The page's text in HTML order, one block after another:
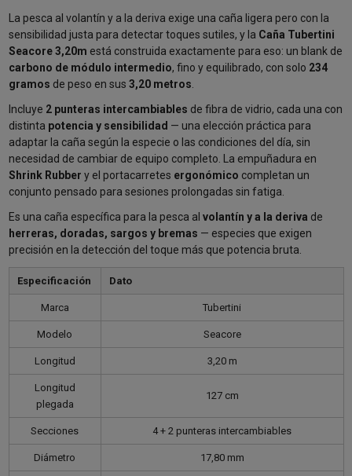
La pesca al volantín y a la deriva exige una caña ligera pero con la
sensibilidad justa para detectar toques sutiles, y la Caña Tubertini
Seacore 3,20m está construida exactamente para eso: un blank de
carbono de módulo intermedio, fino y equilibrado, con solo 234
gramos de peso en sus 3,20 metros
Incluye 2 punteras intercambiables de fibra de vidrio, cada una con
distinta potencia y sensibilidad — una elección práctica para
adaptar la caña según la especie o las condiciones del día, sin
necesidad de cambiar de equipo completo. La empuñadura en
Shrink Rubber y el portacarretes ergonómico completan un
conjunto pensado para sesiones prolongadas sin fatiga.
Es una caña específica para la pesca al volantín y a la deriva de
herreras, doradas, sargos y bremas — especies que exigen
precisión en la detección del toque más que potencia bruta.
Especificación Dato
Marca Tubertini
Modelo Seacore
Longitud 3,20 m
Longitud
plegada
127 cm
Secciones 4 + 2 punteras intercambiables
Diámetro 17,80 mm